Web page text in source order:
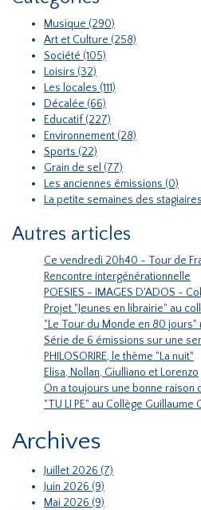
Musique (290)
Art et Culture (258)
Société (105)
Loisirs (32)
Les locales (111)
Décalée (66)
Educatif (227)
Environnement (28)
Sports (22)
Grain de sel (77)
Les anciennes émissions (0)
La petite semaines des stagiaires
Autres articles
Ce vendredi 20h40 - Tour de
Rencontre intergénérationnelle
POESIES - IMAGES D'ADOS -
Projet "Jeunes en librairie" au
"Le Tour du Monde en 80 jours"
Série de 6 émissions sur une
PHILOSORIRE, le thème "La nuit"
Elisa, Nollan, Giulliano et Lorenzo
On a toujours une bonne raison
"TU LI PE" au Collège Guillaume
Archives
Juillet 2026 (7)
Juin 2026 (9)
Mai 2026 (9)